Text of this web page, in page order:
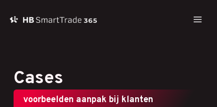
naar
Cases
voorbeelden aanpak bij klanten